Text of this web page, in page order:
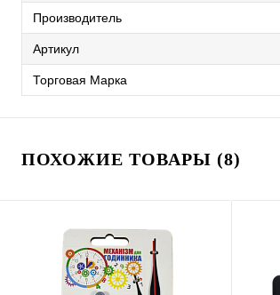
Производитель
Артикул
Торговая Марка
ПОХОЖИЕ ТОВАРЫ (8)